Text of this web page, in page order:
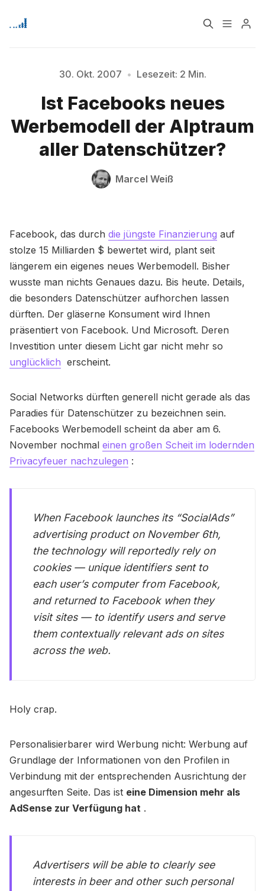
Signup
Bitte geben Sie mindestens 3 Zeichen ein
30. Okt. 2007 • Lesezeit: 2 Min.
Ist Facebooks neues
Werbemodell der Alptraum
aller Datenschützer?
Marcel Weiß
Facebook, das durch die jüngste Finanzierung auf
stolze 15 Milliarden $ bewertet wird, plant seit
längerem ein eigenes neues Werbemodell. Bisher
wusste man nichts Genaues dazu. Bis heute. Details,
die besonders Datenschützer aufhorchen lassen
dürften. Der gläserne Konsument wird Ihnen
präsentiert von Facebook. Und Microsoft. Deren
Investition unter diesem Licht gar nicht mehr so
unglücklich erscheint.
Social Networks dürften generell nicht gerade als das
Paradies für Datenschützer zu bezeichnen sein.
Facebooks Werbemodell scheint da aber am 6.
November nochmal einen großen Scheit im lodernden
Privacyfeuer nachzulegen :
When Facebook launches its “SocialAds”
advertising product on November 6th,
the technology will reportedly rely on
cookies — unique identifiers sent to
each user’s computer from Facebook,
and returned to Facebook when they
visit sites — to identify users and serve
them contextually relevant ads on sites
across the web.
Holy crap.
Personalisierbarer wird Werbung nicht: Werbung auf
Grundlage der Informationen von den Profilen in
Verbindung mit der entsprechenden Ausrichtung der
angesurften Seite. Das ist eine Dimension mehr als
AdSense zur Verfügung hat .
Advertisers will be able to clearly see
interests in beer and other such personal